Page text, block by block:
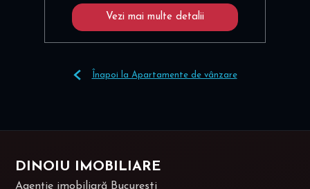
Vezi mai multe detalii
Înapoi la Apartamente de vânzare
DINOIU IMOBILIARE
Agenție imobiliară Bucuresti